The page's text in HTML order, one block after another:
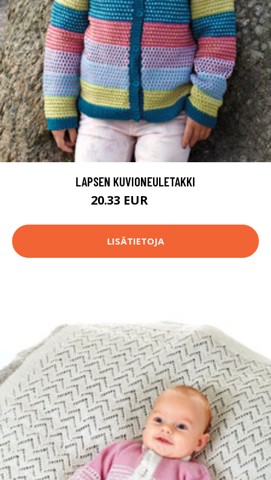
LAPSEN KUVIONEULETAKKI
20.33 EUR
LISÄTIETOJA